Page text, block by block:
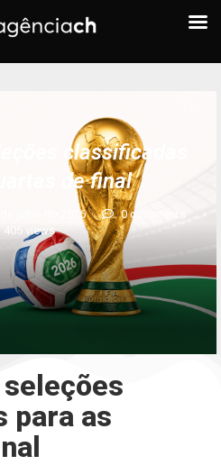
classificadas
de final
de julho de 2026
0 comments
405 views
para as